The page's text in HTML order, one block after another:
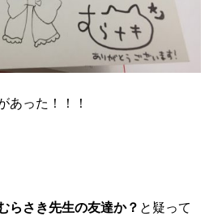
あった！！！
らさき先生の友達か？ と疑って